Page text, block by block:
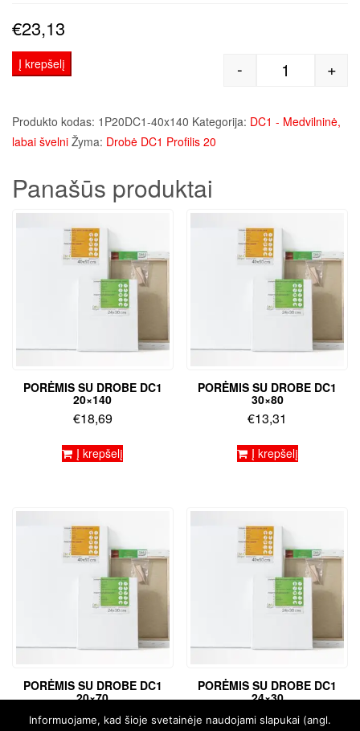
€23,13
produkto
- +
Į krepšelį
Produkto kodas: 1P20DC1-40x140 Kategorija: DC1 - Medvilninė,
labai švelni Žyma: Drobė DC1 Profilis 20
Panašūs produktai
PORĖMIS SU DROBE DC1
20×140
€18,69
Į krepšelį
PORĖMIS SU DROBE DC1
30×80
€13,31
Į krepšelį
PORĖMIS SU DROBE DC1
20×70
€8,31
PORĖMIS SU DROBE DC1
24×30
€ 5,47
Informuojame, kad šioje svetainėje naudojami slapukai (angl.